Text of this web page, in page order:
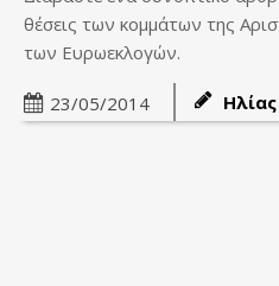
θέσεις των κομμάτων της
των Ευρωεκλογών.
23/05/2014